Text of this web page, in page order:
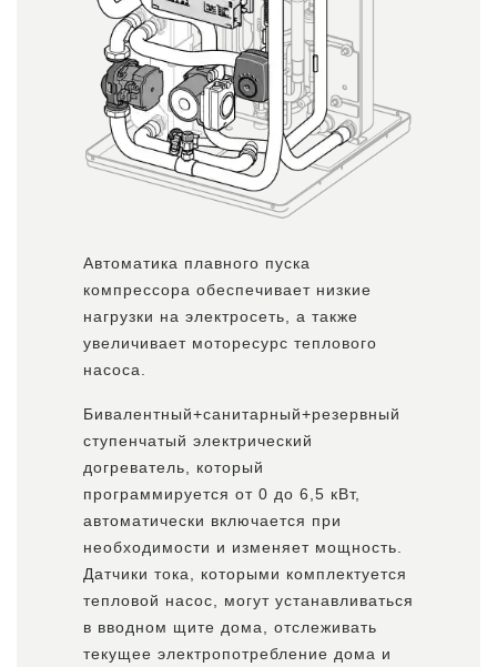
Автоматика плавного пуска
компрессора обеспечивает низкие
нагрузки на электросеть, а также
увеличивает моторесурс теплового
насоса.
Бивалентный+санитарный+резервный
ступенчатый электрический
догреватель, который
программируется от 0 до 6,5 кВт,
автоматически включается при
необходимости и изменяет мощность.
Датчики тока, которыми комплектуется
тепловой насос, могут устанавливаться
в вводном щите дома, отслеживать
текущее электропотребление дома и